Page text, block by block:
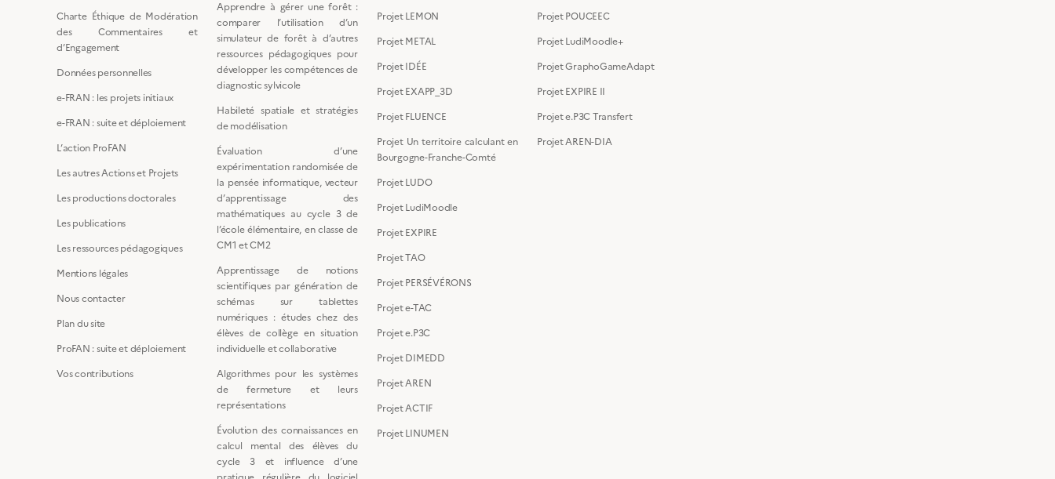
Charte Éthique de Modération
des Commentaires et
d’Engagement
Données personnelles
e-FRAN : les projets initiaux
e-FRAN : suite et déploiement
L’action ProFAN
Les autres Actions et Projets
Les productions doctorales
Les publications
Les ressources pédagogiques
Mentions légales
Nous contacter
Plan du site
ProFAN : suite et déploiement
Vos contributions
Apprendre à gérer une forêt :
comparer l’utilisation d’un
simulateur de forêt à d’autres
ressources pédagogiques pour
développer les compétences de
diagnostic sylvicole
Habileté spatiale et stratégies
de modélisation
Évaluation d’une
expérimentation randomisée de
la pensée informatique, vecteur
d’apprentissage des
mathématiques au cycle 3 de
l’école élémentaire, en classe de
CM1 et CM2
Apprentissage de notions
scientifiques par génération de
schémas sur tablettes
numériques : études chez des
élèves de collège en situation
individuelle et collaborative
Algorithmes pour les systèmes
de fermeture et leurs
représentations
Évolution des connaissances en
calcul mental des élèves du
cycle 3 et influence d’une
Projet LEMON
Projet METAL
Projet IDÉE
Projet EXAPP_3D
Projet FLUENCE
Projet Un territoire calculant en
Bourgogne-Franche-Comté
Projet LUDO
Projet LudiMoodle
Projet EXPIRE
Projet TAO
Projet PERSÉVÉRONS
Projet e-TAC
Projet e.P3C
Projet DIMEDD
Projet AREN
Projet ACTIF
Projet LINUMEN
Projet POUCEEC
Projet LudiMoodle+
Projet GraphoGameAdapt
Projet EXPIRE II
Projet e.P3C Transfert
Projet AREN-DIA